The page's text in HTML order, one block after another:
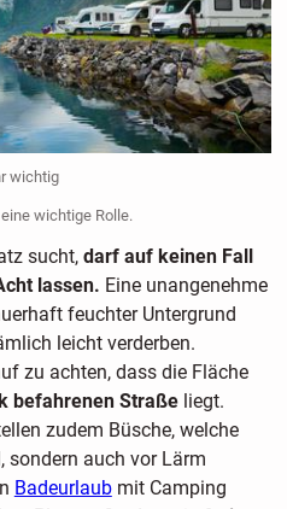
wichtig
wichtige Rolle.
sucht, darf auf keinen Fall
lassen. Eine unangenehme
feuchter Untergrund
leicht verderben.
zu achten, dass die Fläche
befahrenen Straßeliegt.
zudem Büsche, welche
sondern auch vor Lärm
Badeurlaubmit Camping